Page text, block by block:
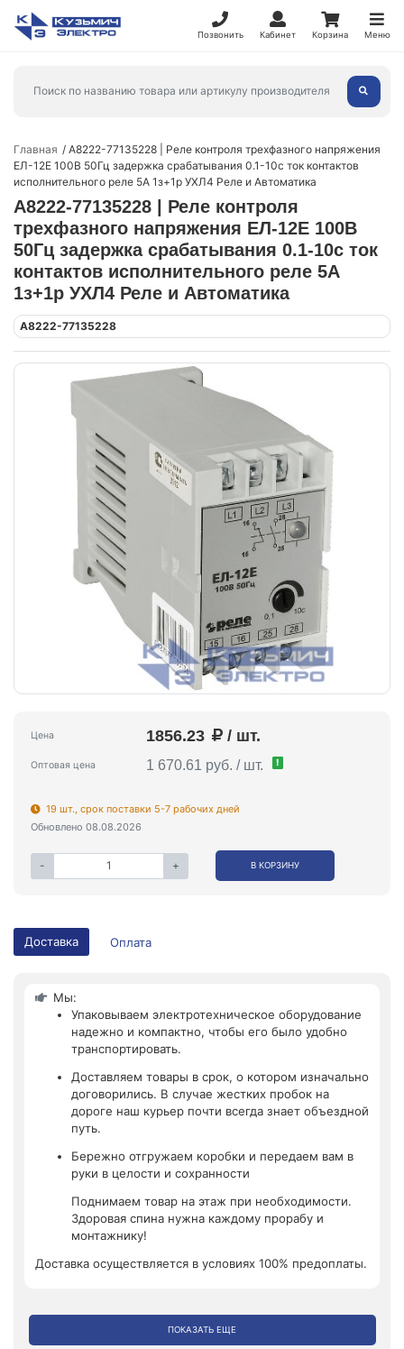
Позвонить Кабинет Корзина Меню
Главная
A8222-77135228 | Реле контроля трехфазного напряжения
ЕЛ-12Е 100В 50Гц задержка срабатывания 0.1-10с ток контактов
исполнительного реле 5А 1з+1р УХЛ4 Реле и Автоматика
A8222-77135228 | Реле контроля
трехфазного напряжения ЕЛ-12Е 100В
50Гц задержка срабатывания 0.1-10с ток
контактов исполнительного реле 5А
1з+1р УХЛ4 Реле и Автоматика
A8222-77135228
Цена 1856.23 / шт.
Оптовая цена 1 670.61 руб. / шт. !
19 шт., срок поставки 5-7 рабочих дней
Обновлено 08.08.2026
- + В КОРЗИНУ
Доставка Оплата
Мы:
Упаковываем электротехническое оборудование
надежно и компактно, чтобы его было удобно
транспортировать.
Доставляем товары в срок, о котором изначально
договорились. В случае жестких пробок на
дороге наш курьер почти всегда знает объездной
путь.
Бережно отгружаем коробки и передаем вам в
руки в целости и сохранности
Поднимаем товар на этаж при необходимости.
Здоровая спина нужна каждому прорабу и
монтажнику!
Доставка осуществляется в условиях 100% предоплаты.
ПОКАЗАТЬ ЕЩЕ